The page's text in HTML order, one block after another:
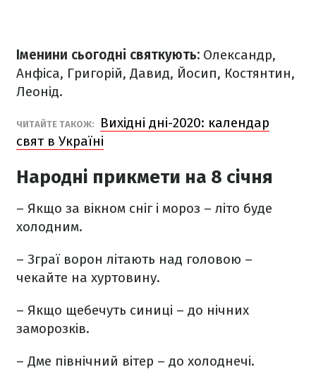
Іменини сьогодні святкують: Олександр,
Анфіса, Григорій, Давид, Йосип, Костянтин,
Леонід.
ЧИТАЙТЕ ТАКОЖ:
Вихідні дні-2020: календар
свят в Україні
Народні прикмети на 8 січня
– Якщо за вікном сніг і мороз – літо буде
холодним.
– Зграї ворон літають над головою –
чекайте на хуртовину.
– Якщо щебечуть синиці – до нічних
заморозків.
– Дме північний вітер – до холоднечі.